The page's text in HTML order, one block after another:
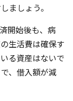
ましょう。
開始後も、病
生活費は確保す
る資産はないで
、借入額が減